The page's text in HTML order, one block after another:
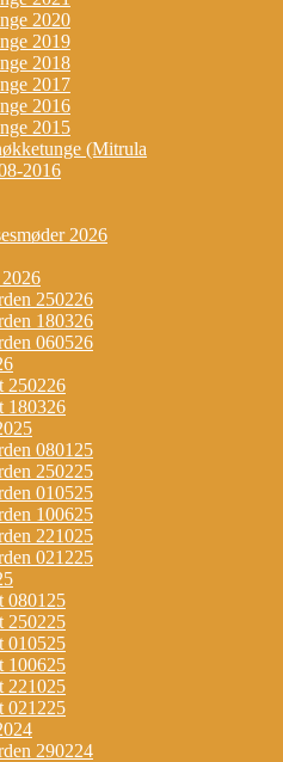
2020
2019
2018
2017
2016
2015
(Mitrula
2016
2026
250226
180326
060526
250226
180326
080125
250225
010525
100625
221025
021225
080125
250225
010525
100625
221025
021225
290224